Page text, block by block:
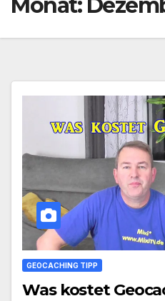
GEOCACHING TIPP
Was kostet